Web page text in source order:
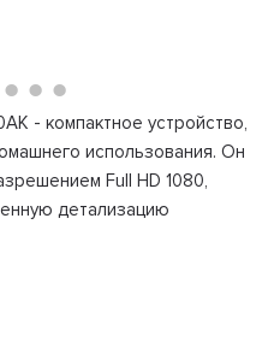
- компактное устройство,
использования. Он
Full HD 1080,
детализацию